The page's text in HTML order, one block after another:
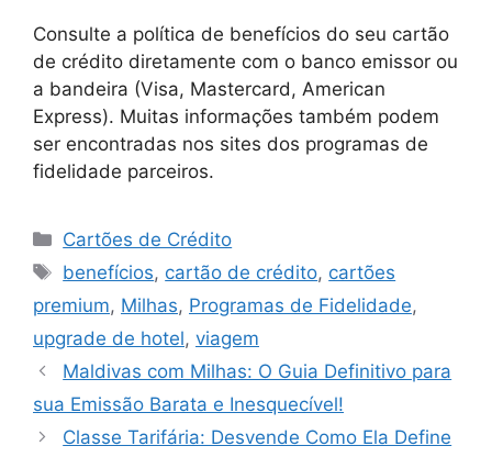
Consulte a política de benefícios do seu cartão
de crédito diretamente com o banco emissor ou
a bandeira (Visa, Mastercard, American
Express). Muitas informações também podem
ser encontradas nos sites dos programas de
fidelidade parceiros.
Categorias
Cartões de Crédito
Tags
benefícios, cartão de crédito, cartões
premium, Milhas, Programas de Fidelidade,
upgrade de hotel, viagem
Maldivas com Milhas: O Guia Definitivo para
sua Emissão Barata e Inesquecível!
Classe Tarifária: Desvende Como Ela Define